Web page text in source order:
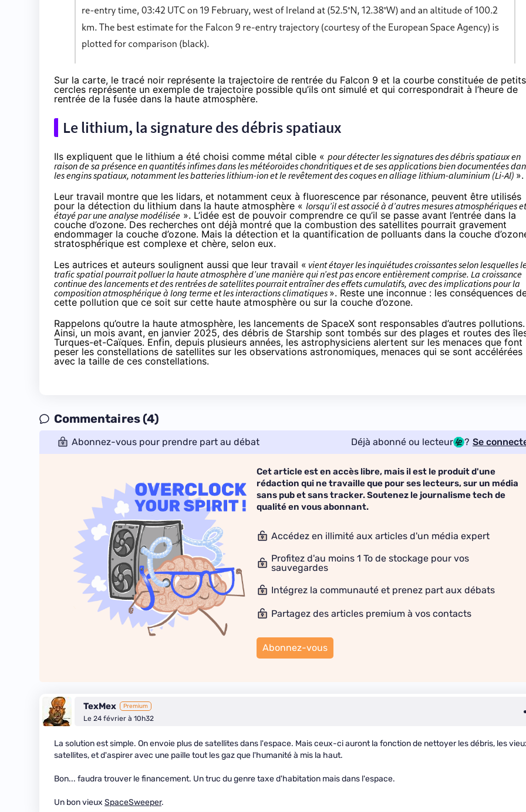
Sur la carte, le tracé noir représente la trajectoire de rentrée du Falcon 9 et la courbe constituée de petits
cercles représente un exemple de trajectoire possible qu’ils ont simulé et qui correspondrait à l’heure de
rentrée de la fusée dans la haute atmosphère.
Le lithium, la signature des débris spatiaux
Ils expliquent que le lithium a été choisi comme métal cible « pour détecter les signatures des débris spatiaux en
raison de sa présence en quantités infimes dans les météoroïdes chondritiques et de ses applications bien documentées
les engins spatiaux, notamment les batteries lithium-ion et le revêtement des coques en alliage lithium-aluminium (Li-Al) ».
Leur travail montre que les lidars, et notamment ceux à fluorescence par résonance, peuvent être utilisés
pour la détection du lithium dans la haute atmosphère « lorsqu’il est associé à d’autres mesures atmosphériques et
étayé par une analyse modélisée ». L’idée est de pouvoir comprendre ce qu’il se passe avant l’entrée dans la
couche d’ozone. Des recherches ont déjà montré que la combustion des satellites pourrait gravement
endommager la couche d’ozone. Mais la détection et la quantification de polluants dans la couche
stratosphérique est complexe et chère, selon eux.
Les autrices et auteurs soulignent aussi que leur travail « vient étayer les inquiétudes croissantes selon lesquelles
trafic spatial pourrait polluer la haute atmosphère d’une manière qui n’est pas encore entièrement comprise. La croissance
continue des lancements et des rentrées de satellites pourrait entraîner des effets cumulatifs, avec des implications pour la
composition atmosphérique à long terme et les interactions climatiques ». Reste une inconnue : les conséquences
cette pollution que ce soit sur cette haute atmosphère ou sur la couche d’ozone.
Rappelons qu’outre la haute atmosphère, les lancements de SpaceX sont responsables d’autres pollutions.
Ainsi, un mois avant, en janvier 2025, des débris de Starship sont tombés sur des plages et routes des
Turques-et-Caïques. Enfin, depuis plusieurs années, les astrophysiciens alertent sur les menaces que font
peser les constellations de satellites sur les observations astronomiques, menaces qui se sont accélérées
avec la taille de ces constellations.
Commentaires (4)
Abonnez-vous pour prendre part au débat Déjà abonné ou lecteur ? Se
Cet article est en accès libre, mais il est le produit d'une
rédaction qui ne travaille que pour ses lecteurs, sur un média
sans pub et sans tracker. Soutenez le journalisme tech de
qualité en vous abonnant.
Accédez en illimité aux articles d'un média expert
Profitez d'au moins 1 To de stockage pour vos
sauvegardes
Intégrez la communauté et prenez part aux débats
Partagez des articles premium à vos contacts
Abonnez-vous
TexMex Premium
Le 24 février à 10h32
La solution est simple. On envoie plus de satellites dans l'espace. Mais ceux-ci auront la fonction de nettoyer les débris, les
satellites, et d'aspirer avec une paille tout les gaz que l'humanité à mis la haut.
Bon... faudra trouver le financement. Un truc du genre taxe d'habitation mais dans l'espace.
Un bon vieux SpaceSweeper.